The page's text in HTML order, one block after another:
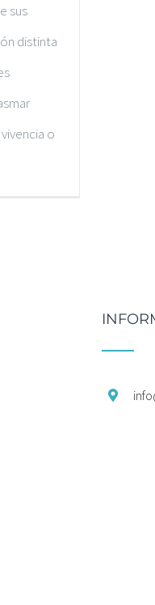
sus
distinta
o